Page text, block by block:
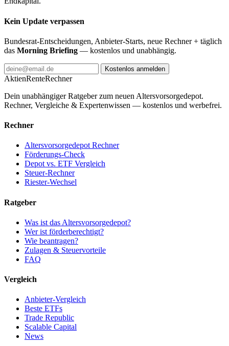
Kein Update verpassen
Bundesrat-Entscheidungen, Anbieter-Starts, neue Rechner + täglich
das Morning Briefing — kostenlos und unabhängig.
Kostenlos anmelden
AktienRenteRechner
Dein unabhängiger Ratgeber zum neuen Altersvorsorgedepot.
Rechner, Vergleiche & Expertenwissen — kostenlos und werbefrei.
Rechner
Altersvorsorgedepot Rechner
Förderungs-Check
Depot vs. ETF Vergleich
Steuer-Rechner
Riester-Wechsel
Ratgeber
Was ist das Altersvorsorgedepot?
Wer ist förderberechtigt?
Wie beantragen?
Zulagen & Steuervorteile
FAQ
Vergleich
Anbieter-Vergleich
Beste ETFs
Trade Republic
Scalable Capital
News